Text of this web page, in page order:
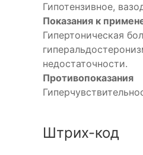
Гипотензивное,
Показания к
Гипертоническая
недостаточности.
Противопоказания
Штрих-код